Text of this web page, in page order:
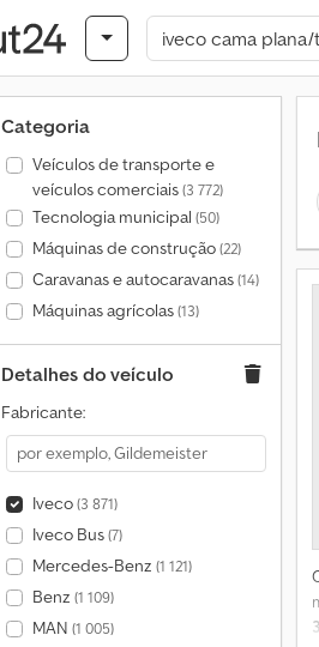
Categoria
Veículos de transporte e
veículos comerciais(3 772)
Tecnologia municipal (50)
Máquinas de construção(22)
Caravanas e autocaravanas(14)
Máquinas agrícolas(13)
Detalhes do veículo
Fabricante:
Iveco(3 871)
Iveco Bus(7)
Mercedes-Benz (1 121)
Benz (1 109)
MAN (1 005)